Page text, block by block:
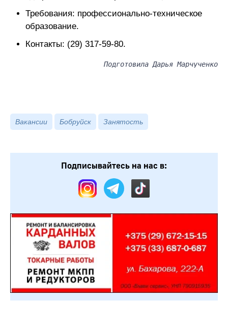
Требования: профессионально-техническое
образование.
Контакты: (29) 317-59-80.
Подготовила Дарья Марчученко
Вакансии Бобруйск Занятость
Подписывайтесь на нас в: